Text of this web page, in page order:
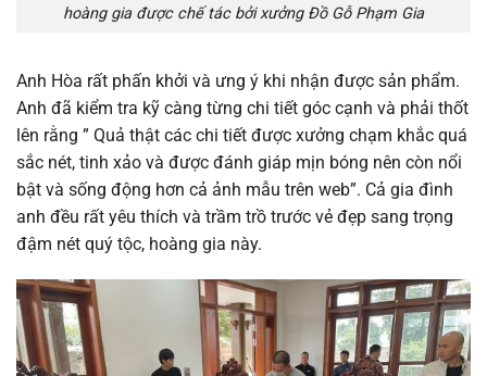
hoàng gia được chế tác bởi xưởng Đồ Gỗ Phạm Gia
Anh Hòa rất phấn khởi và ưng ý khi nhận được sản phẩm.
Anh đã kiểm tra kỹ càng từng chi tiết góc cạnh và phải thốt
lên rằng ” Quả thật các chi tiết được xưởng chạm khắc quá
sắc nét, tinh xảo và được đánh giáp mịn bóng nên còn nổi
bật và sống động hơn cả ảnh mẫu trên web”. Cả gia đình
anh đều rất yêu thích và trầm trồ trước vẻ đẹp sang trọng
đậm nét quý tộc, hoàng gia này.